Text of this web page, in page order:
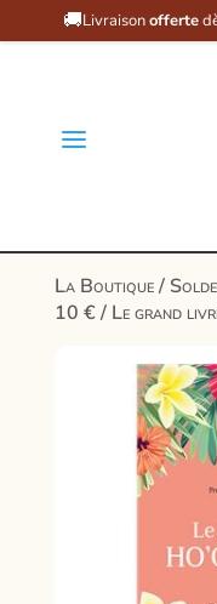
🚚Livraisonofferte
a
La Boutique/
10 €/ Le grand